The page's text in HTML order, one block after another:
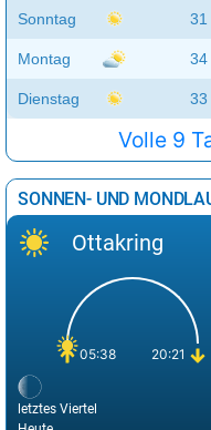
Sonntag 31
Montag 34
Dienstag 33
Volle 9
SONNEN- UND
Ottakring
05:38 20:21
letztes Viertel